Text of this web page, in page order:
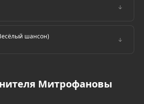
↓
шансон) ↓
Митрофановы